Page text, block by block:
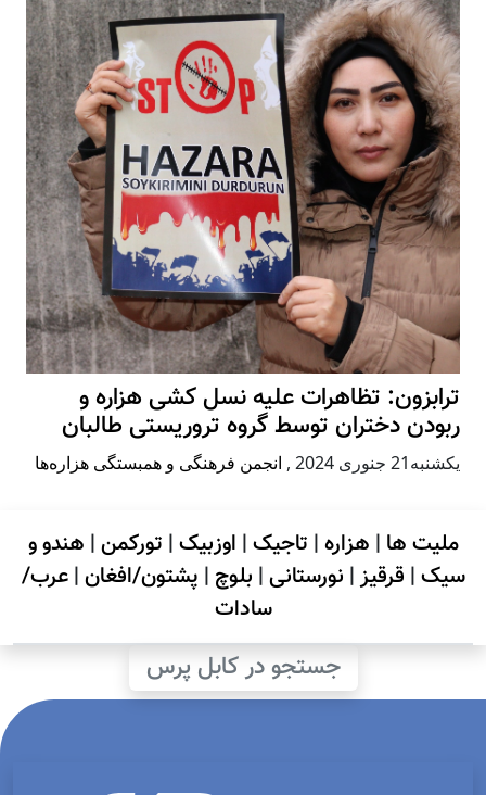
ترابزون: تظاهرات علیه نسل کشی هزاره و
ربودن دختران توسط گروه تروریستی طالبان
يكشنبه21 جنوری 2024 , انجمن فرهنگی و همبستگی هزاره‌ها
ملیت ها | هزاره| تاجیک| اوزبیک| تورکمن| هندو و
سیک| قرقیز| نورستانی| بلوچ | پشتون/افغان|عرب/
سادات
جستجو در کابل پرس